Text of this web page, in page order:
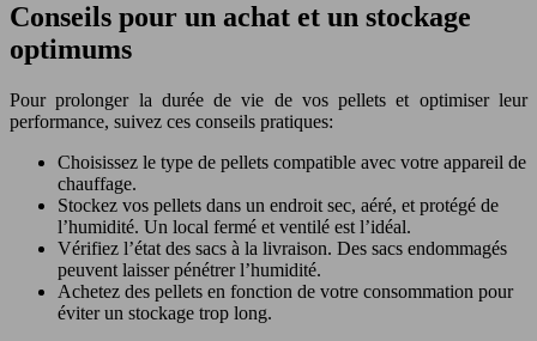
Conseils pour un achat et un stockage
optimums
Pour prolonger la durée de vie de vos pellets et optimiser leur
performance, suivez ces conseils pratiques:
Choisissez le type de pellets compatible avec votre appareil de
chauffage.
Stockez vos pellets dans un endroit sec, aéré, et protégé de
l’humidité. Un local fermé et ventilé est l’idéal.
Vérifiez l’état des sacs à la livraison. Des sacs endommagés
peuvent laisser pénétrer l’humidité.
Achetez des pellets en fonction de votre consommation pour
éviter un stockage trop long.